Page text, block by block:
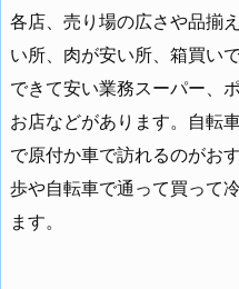
各店、売り場の広さや品揃
い所、肉が安い所、箱買い
できて安い業務スーパー、
お店などがあります。自転
で原付か車で訪れるのがお
歩や自転車で通って買って
ます。